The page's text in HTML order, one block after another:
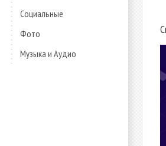
Социальные
Фото
Музыка и Аудио